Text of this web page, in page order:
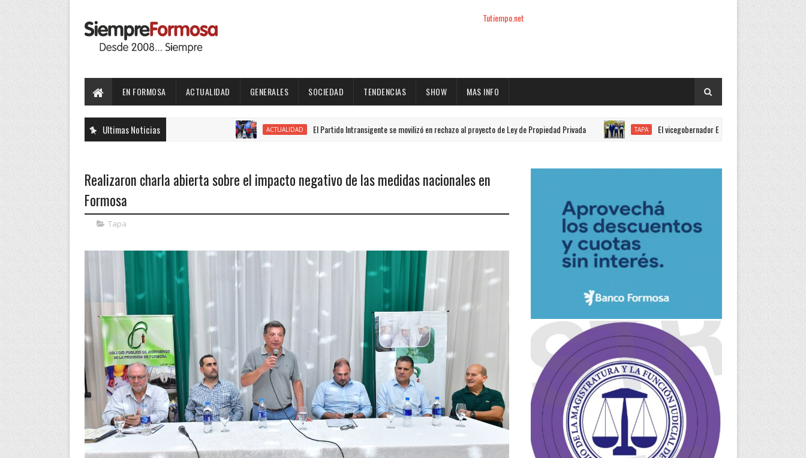
Tutiempo.net
EN FORMOSA ACTUALIDAD GENERALES SOCIEDAD TENDENCIAS SHOW MAS INFO
Ultimas Noticias ACTUALIDAD El Partido Intransigente se movilizó en rechazo al proyecto de Ley de Propiedad Privada TAPA El vicegobernador Eber Solís acompañó los actos por el
Realizaron charla abierta sobre el impacto negativo de las medidas nacionales en
Formosa
Tapa